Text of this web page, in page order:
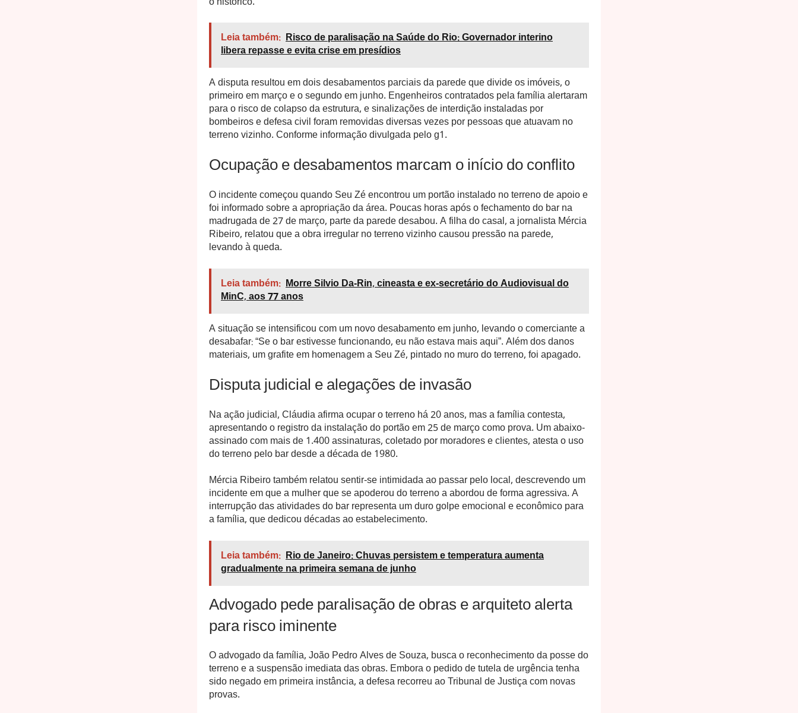
Leia também: Risco de paralisação na Saúde do Rio: Governador interino
libera repasse e evita crise em presídios
A disputa resultou em dois desabamentos parciais da parede que divide os imóveis, o
primeiro em março e o segundo em junho. Engenheiros contratados pela família alertaram
para o risco de colapso da estrutura, e sinalizações de interdição instaladas por
bombeiros e defesa civil foram removidas diversas vezes por pessoas que atuavam no
terreno vizinho. Conforme informação divulgada pelo g1.
Ocupação e desabamentos marcam o início do conflito
O incidente começou quando Seu Zé encontrou um portão instalado no terreno de apoio e
foi informado sobre a apropriação da área. Poucas horas após o fechamento do bar na
madrugada de 27 de março, parte da parede desabou. A filha do casal, a jornalista Mércia
Ribeiro, relatou que a obra irregular no terreno vizinho causou pressão na parede,
levando à queda.
Leia também: Morre Silvio Da-Rin, cineasta e ex-secretário do Audiovisual do
MinC, aos 77 anos
A situação se intensificou com um novo desabamento em junho, levando o comerciante a
desabafar: “Se o bar estivesse funcionando, eu não estava mais aqui”. Além dos danos
materiais, um grafite em homenagem a Seu Zé, pintado no muro do terreno, foi apagado.
Disputa judicial e alegações de invasão
Na ação judicial, Cláudia afirma ocupar o terreno há 20 anos, mas a família contesta,
apresentando o registro da instalação do portão em 25 de março como prova. Um abaixo-
assinado com mais de 1.400 assinaturas, coletado por moradores e clientes, atesta o uso
do terreno pelo bar desde a década de 1980.
Mércia Ribeiro também relatou sentir-se intimidada ao passar pelo local, descrevendo um
incidente em que a mulher que se apoderou do terreno a abordou de forma agressiva. A
interrupção das atividades do bar representa um duro golpe emocional e econômico para
a família, que dedicou décadas ao estabelecimento.
Leia também: Rio de Janeiro: Chuvas persistem e temperatura aumenta
gradualmente na primeira semana de junho
Advogado pede paralisação de obras e arquiteto alerta
para risco iminente
O advogado da família, João Pedro Alves de Souza, busca o reconhecimento da posse do
terreno e a suspensão imediata das obras. Embora o pedido de tutela de urgência tenha
sido negado em primeira instância, a defesa recorreu ao Tribunal de Justiça com novas
provas.